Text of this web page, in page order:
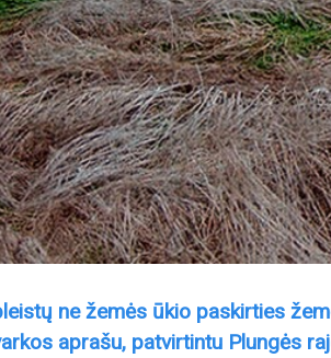
ne žemės ūkio paskirties
aprašu, patvirtintu Plungės